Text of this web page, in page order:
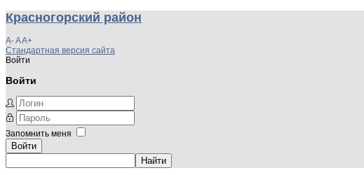
Красногорский район
A-AA+
Стандартная версия сайта
Войти
Войти
Запомнить меня
Войти